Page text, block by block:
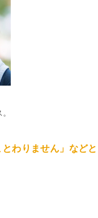
わりません」などと